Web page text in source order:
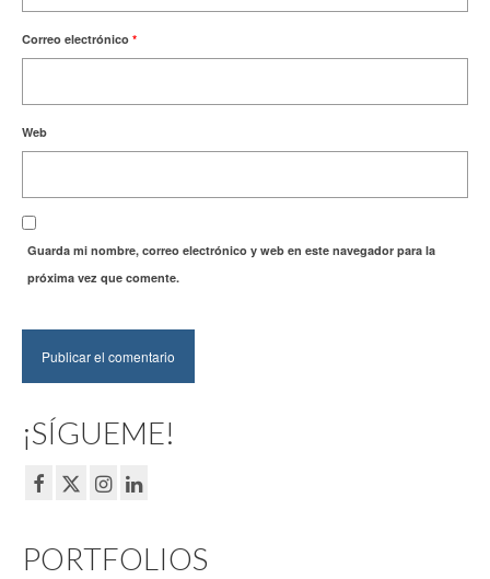
Correo electrónico *
Web
Guarda mi nombre, correo electrónico y web en este navegador para la
próxima vez que comente.
¡SÍGUEME!
PORTFOLIOS